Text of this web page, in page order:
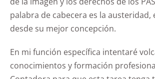
palabra de cabecera es la austeridad,
desde su mejor concepción.
En mi función específica intentaré
conocimientos y formación